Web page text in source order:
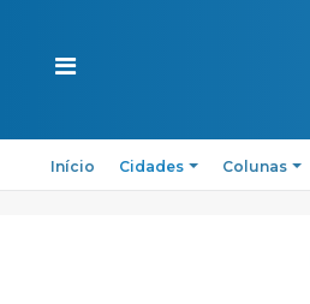
Início Cidades Colunas